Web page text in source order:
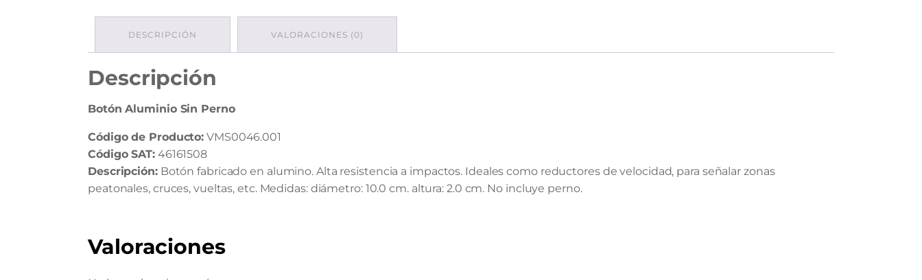
DESCRIPCIÓN VALORACIONES (0)
Descripción
Botón Aluminio Sin Perno
Código de Producto: VMS0046.001
Código SAT:46161508
Descripción:Botón fabricado en alumino. Alta resistencia a impactos. Ideales como reductores de velocidad, para señalar zonas
peatonales, cruces, vueltas, etc. Medidas: diámetro: 10.0 cm. altura: 2.0 cm. No incluye perno.
Valoraciones